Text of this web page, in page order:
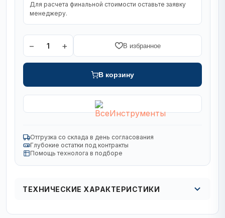
Для расчета финальной стоимости оставьте заявку
менеджеру.
− 1 + В избранное
В корзину
Отгрузка со склада в день согласования
Глубокие остатки под контракты
Помощь технолога в подборе
ТЕХНИЧЕСКИЕ ХАРАКТЕРИСТИКИ
Серия